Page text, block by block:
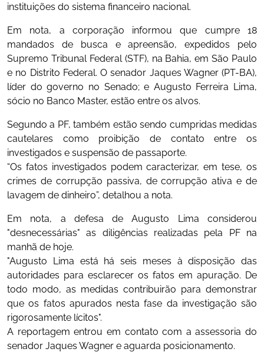
instituições do sistema financeiro nacional.
Em nota, a corporação informou que cumpre 18
mandados de busca e apreensão, expedidos pelo
Supremo Tribunal Federal (STF), na Bahia, em São Paulo
e no Distrito Federal. O senador Jaques Wagner (PT-BA),
líder do governo no Senado; e Augusto Ferreira Lima,
sócio no Banco Master, estão entre os alvos.
Segundo a PF, também estão sendo cumpridas medidas
cautelares como proibição de contato entre os
investigados e suspensão de passaporte.
“Os fatos investigados podem caracterizar, em tese, os
crimes de corrupção passiva, de corrupção ativa e de
lavagem de dinheiro”, detalhou a nota.
Em nota, a defesa de Augusto Lima considerou
"desnecessárias" as diligências realizadas pela PF na
manhã de hoje.
"Augusto Lima está há seis meses à disposição das
autoridades para esclarecer os fatos em apuração. De
todo modo, as medidas contribuirão para demonstrar
que os fatos apurados nesta fase da investigação são
rigorosamente lícitos".
A reportagem entrou em contato com a assessoria do
senador Jaques Wagner e aguarda posicionamento.